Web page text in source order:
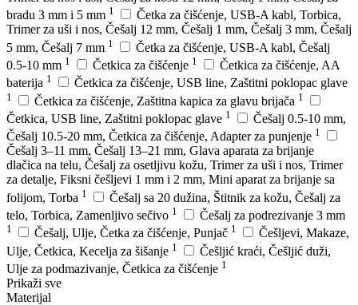
bradu 3 mm i 5 mm 1
Četka za čišćenje, USB-A kabl, Torbica,
Trimer za uši i nos, Češalj 12 mm, Češalj 1 mm, Češalj 3 mm, Češalj
5 mm, Češalj 7 mm 1
Četka za čišćenje, USB-A kabl, Češalj
0.5-10 mm 1 Četkica za čišćenje 1
Četkica za čišćenje, AA
baterija 1 Četkica za čišćenje, USB line, Zaštitni poklopac glave
1 Četkica za čišćenje, Zaštitna kapica za glavu brijača 1
Četkica, USB line, Zaštitni poklopac glave 1
Češalj 0.5-10 mm,
Češalj 10.5-20 mm, Četkica za čišćenje, Adapter za punjenje 1
Češalj 3–11 mm, Češalj 13–21 mm, Glava aparata za brijanje
dlačica na telu, Češalj za osetljivu kožu, Trimer za uši i nos, Trimer
za detalje, Fiksni češljevi 1 mm i 2 mm, Mini aparat za brijanje sa
folijom, Torba 1
Češalj sa 20 dužina, Štitnik za kožu, Češalj za
telo, Torbica, Zamenljivo sečivo 1 Češalj za podrezivanje 3 mm
1 Češalj, Ulje, Četka za čišćenje, Punjač 1
Češljevi, Makaze,
Ulje, Četkica, Kecelja za šišanje 1
Češljić kraći, Češljić duži,
Ulje za podmazivanje, Četkica za čišćenje 1
Prikaži sve
Materijal